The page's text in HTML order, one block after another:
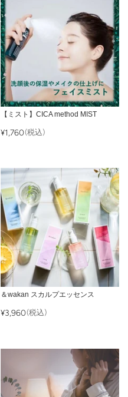
【ミスト】CICA method MIST
¥1,760(税込)
＆wakan スカルプエッセンス
¥3,960(税込)